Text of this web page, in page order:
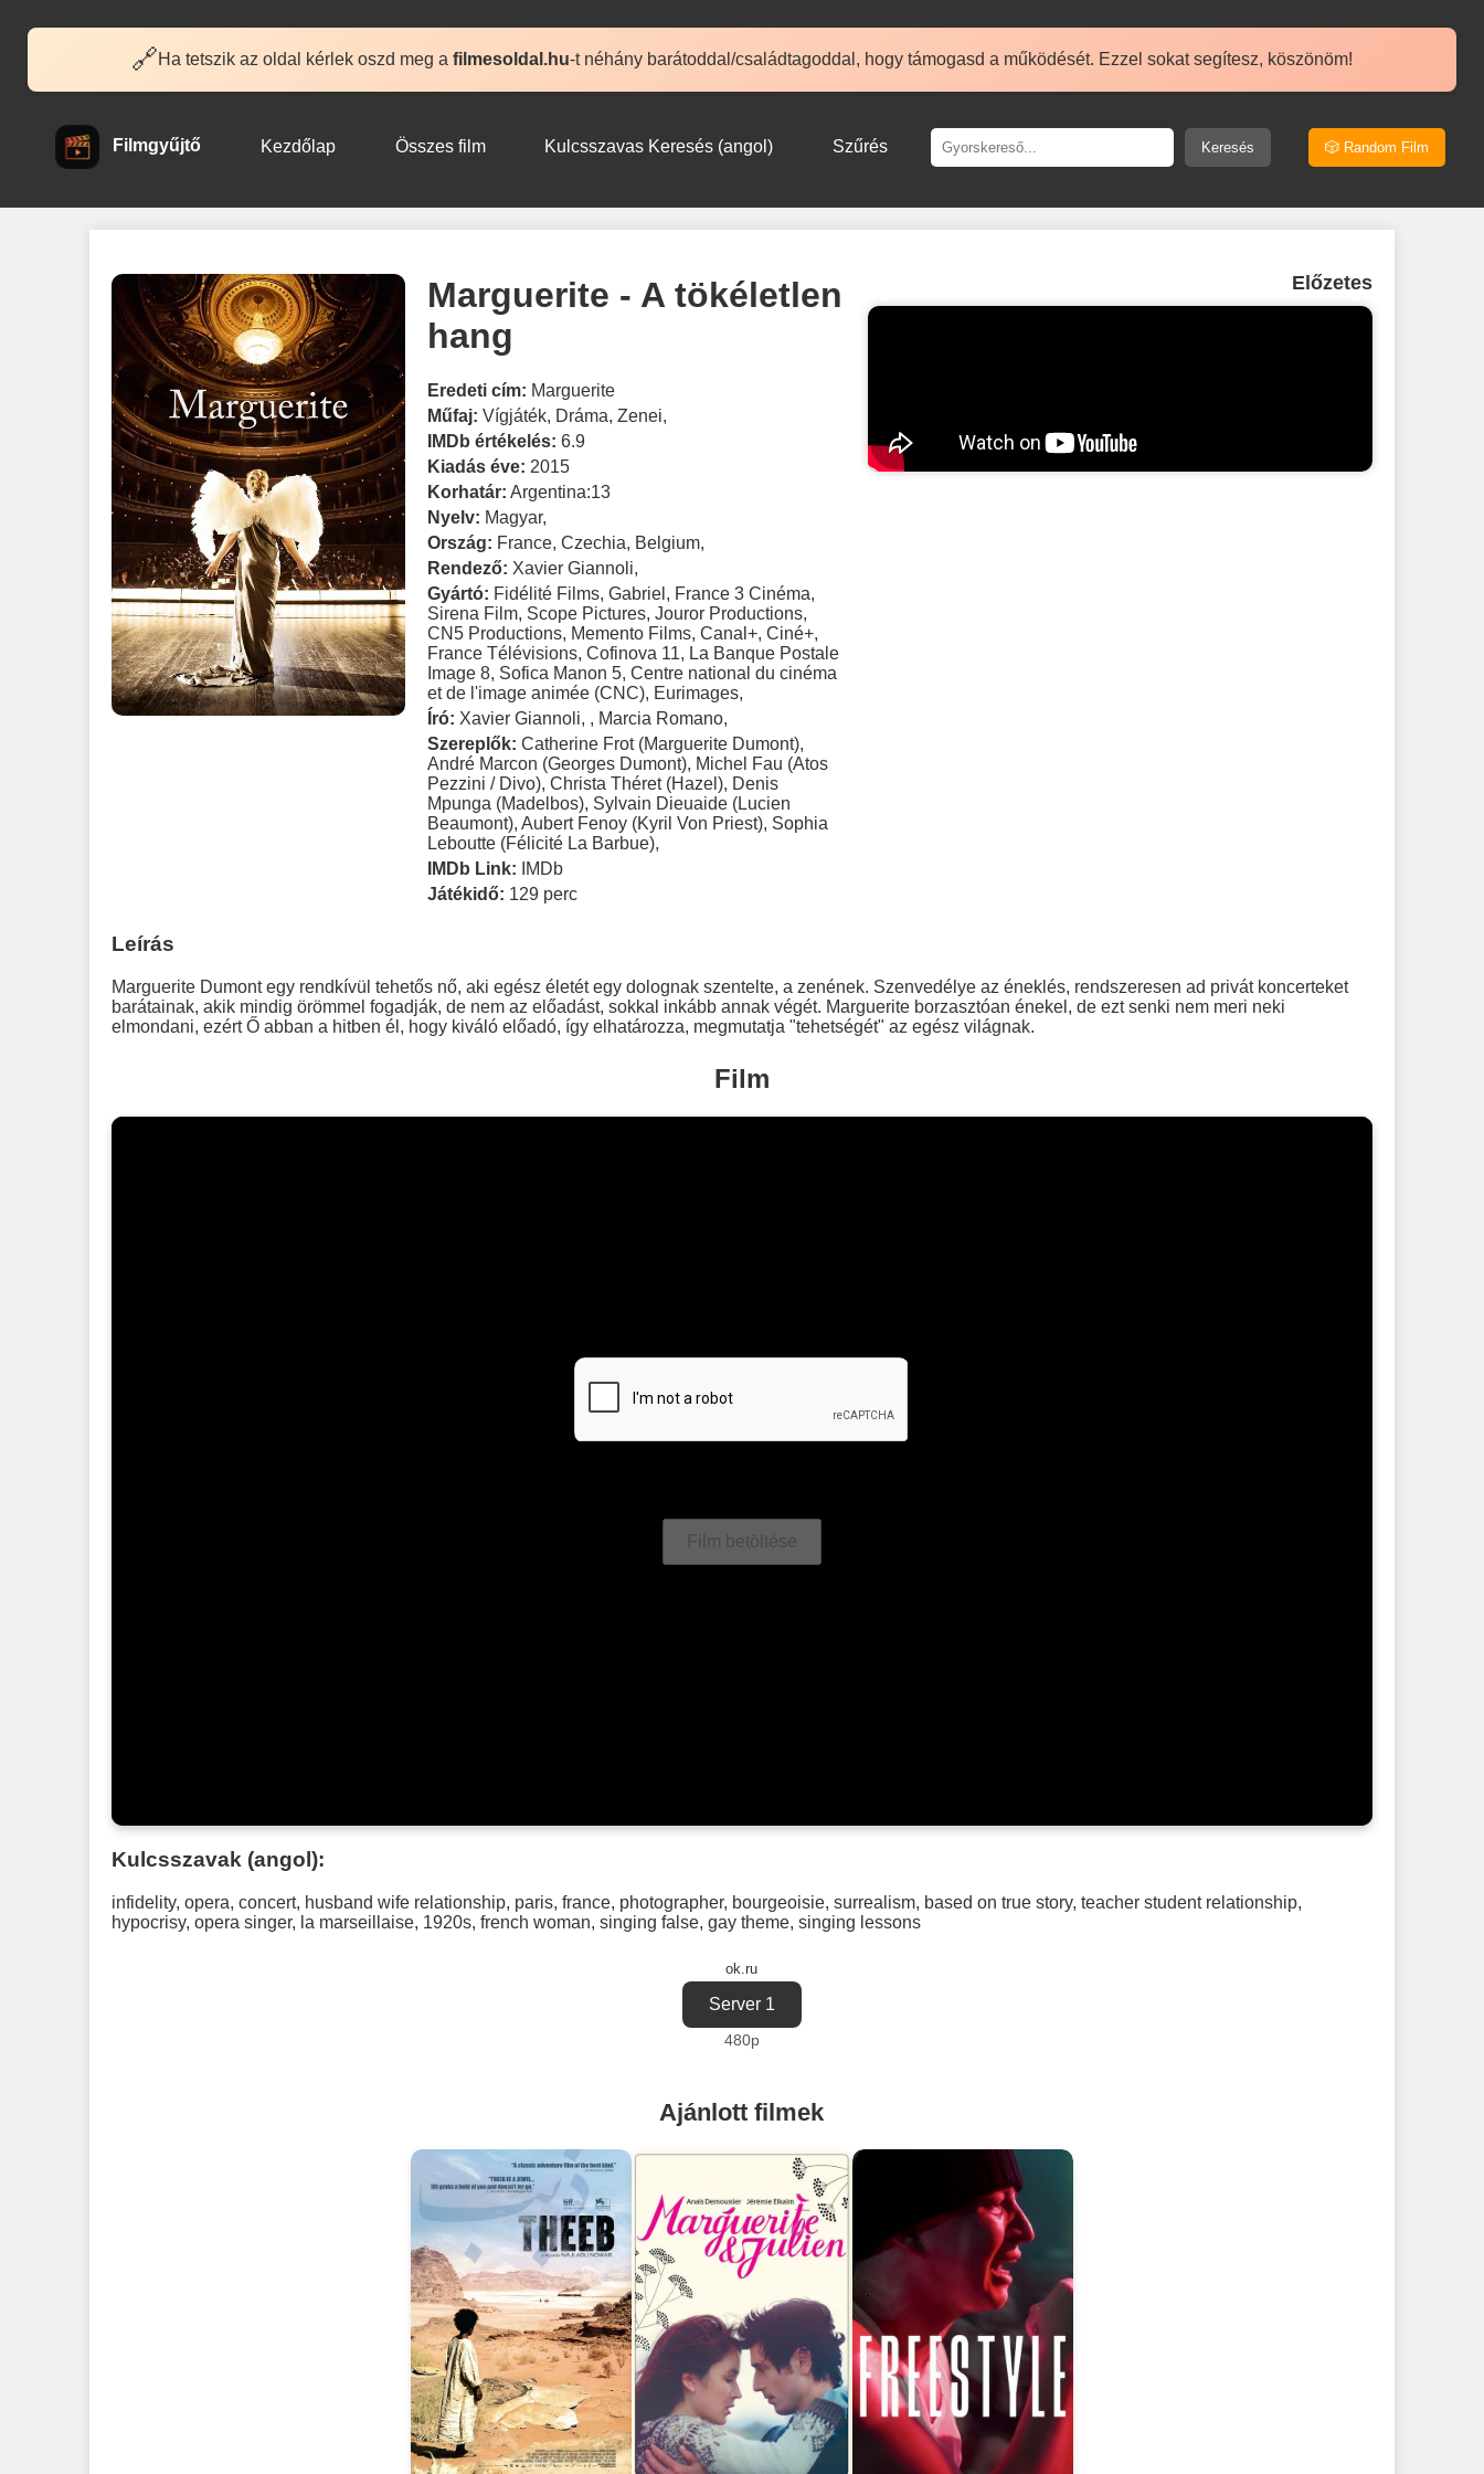
🔗Ha tetszik az oldal kérlek oszd meg a filmesoldal.hu-t néhány barátoddal/családtagoddal, hogy támogasd a működését. Ezzel sokat segítesz, köszönöm!
Filmgyűjtő Kezdőlap Összes film Kulcsszavas Keresés (angol) Szűrés Keresés 🎲 Random Film
Marguerite - A tökéletlen
hang
Eredeti cím: Marguerite
Műfaj: Vígjáték, Dráma,Zenei,
IMDb értékelés: 6.9
Kiadás éve: 2015
Korhatár: Argentina:13
Nyelv: Magyar,
Ország: France,Czechia, Belgium,
Rendező: Xavier Giannoli,
Gyártó: Fidélité Films,Gabriel , France 3 Cinéma,
Sirena Film, Scope Pictures,Jouror Productions,
CN5 Productions, Memento Films,Canal+,Ciné+,
France Télévisions,Cofinova 11, La Banque Postale
Image 8, Sofica Manon 5,Centre national du cinéma
et de l'image animée (CNC), Eurimages,
Író: Xavier Giannoli, , Marcia Romano,
Szereplők: Catherine Frot (Marguerite Dumont),
André Marcon (Georges Dumont), Michel Fau (Atos
Pezzini / Divo),Christa Théret (Hazel), Denis
Mpunga (Madelbos), Sylvain Dieuaide (Lucien
Beaumont),Aubert Fenoy (Kyril Von Priest), Sophia
Leboutte (Félicité La Barbue),
IMDb Link:
IMDb
Játékidő: 129 perc
Előzetes
Leírás
Marguerite Dumont egy rendkívül tehetős nő, aki egész életét egy dolognak szentelte, a zenének. Szenvedélye az éneklés, rendszeresen ad privát koncerteket
barátainak, akik mindig örömmel fogadják, de nem az előadást, sokkal inkább annak végét. Marguerite borzasztóan énekel, de ezt senki nem meri neki
elmondani, ezért Ő abban a hitben él, hogy kiváló előadó, így elhatározza, megmutatja "tehetségét" az egész világnak.
Film
Film betöltése
Kulcsszavak (angol):
infidelity, opera, concert, husband wife relationship, paris, france, photographer, bourgeoisie, surrealism, based on true story, teacher student relationship,
hypocrisy, opera singer, la marseillaise, 1920s, french woman, singing false, gay theme, singing lessons
ok.ru
Server 1
480p
Ajánlott filmek